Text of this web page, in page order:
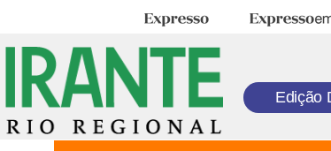
Expresso Expresso
Edição